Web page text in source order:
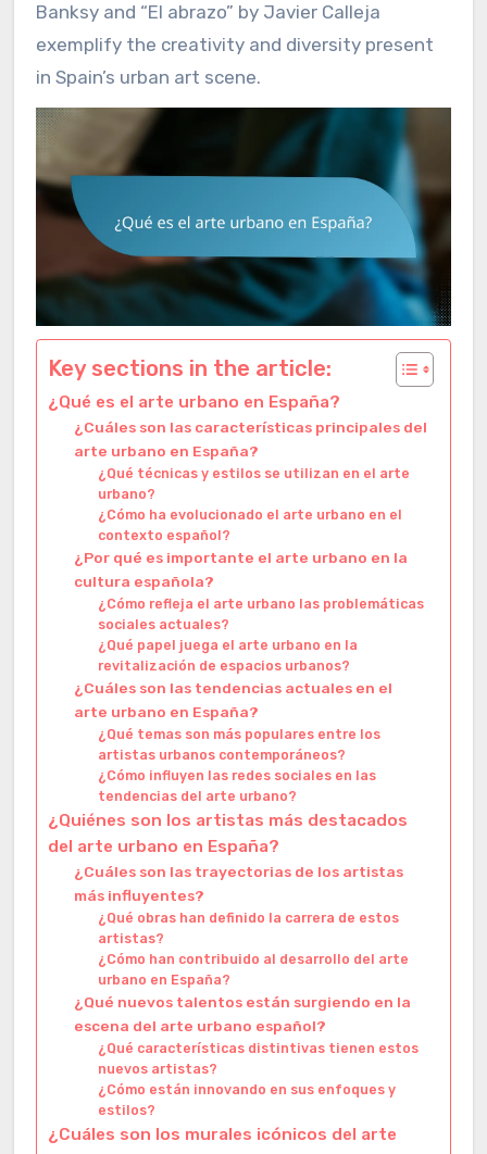
Banksy and “El abrazo” by Javier Calleja
exemplify the creativity and diversity present
in Spain’s urban art scene.
Key sections in the article:
¿Qué es el arte urbano en España?
¿Cuáles son las características principales del
arte urbano en España?
¿Qué técnicas y estilos se utilizan en el arte
urbano?
¿Cómo ha evolucionado el arte urbano en el
contexto español?
¿Por qué es importante el arte urbano en la
cultura española?
¿Cómo refleja el arte urbano las problemáticas
sociales actuales?
¿Qué papel juega el arte urbano en la
revitalización de espacios urbanos?
¿Cuáles son las tendencias actuales en el
arte urbano en España?
¿Qué temas son más populares entre los
artistas urbanos contemporáneos?
¿Cómo influyen las redes sociales en las
tendencias del arte urbano?
¿Quiénes son los artistas más destacados
del arte urbano en España?
¿Cuáles son las trayectorias de los artistas
más influyentes?
¿Qué obras han definido la carrera de estos
artistas?
¿Cómo han contribuido al desarrollo del arte
urbano en España?
¿Qué nuevos talentos están surgiendo en la
escena del arte urbano español?
¿Qué características distintivas tienen estos
nuevos artistas?
¿Cómo están innovando en sus enfoques y
estilos?
¿Cuáles son los murales icónicos del arte